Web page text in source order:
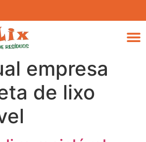
empresa
de lixo